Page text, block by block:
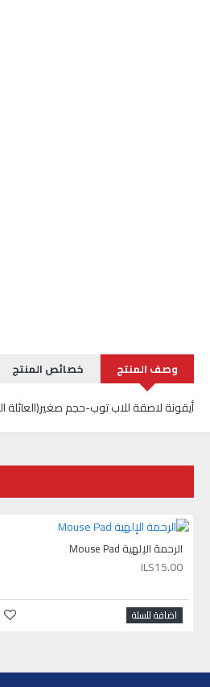
وصف المنتج خصائص المنتج
أيقونة لاصقة للاب توب-حجم صغير(العائلة
الرحمة الإلهية Mouse Pad
ILS15.00
اضافة للسلة